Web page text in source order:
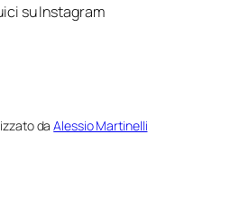
su Instagram
daAlessio Martinelli